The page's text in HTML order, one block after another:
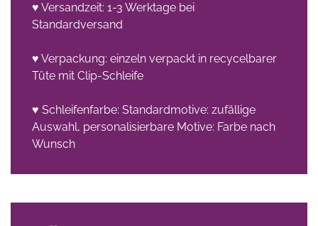
♥ Versandzeit: 1-3 Werktage bei
Standardversand
♥ Verpackung: einzeln verpackt in recycelbarer
Tüte mit Clip-Schleife
♥ Schleifenfarbe: Standardmotive: zufällige
Auswahl, personalisierbare Motive: Farbe nach
Wunsch